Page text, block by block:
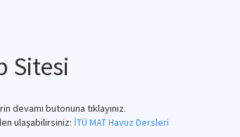
Sitesi
devamı butonuna tıklayınız.
ulaşabilirsiniz: İTÜ MAT Havuz Dersleri